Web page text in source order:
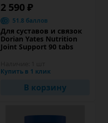
2 590 ₽
51.8 баллов
Для суставов и связок
Dorian Yates Nutrition
Joint Support 90 tabs
Купить в 1 клик
В корзину